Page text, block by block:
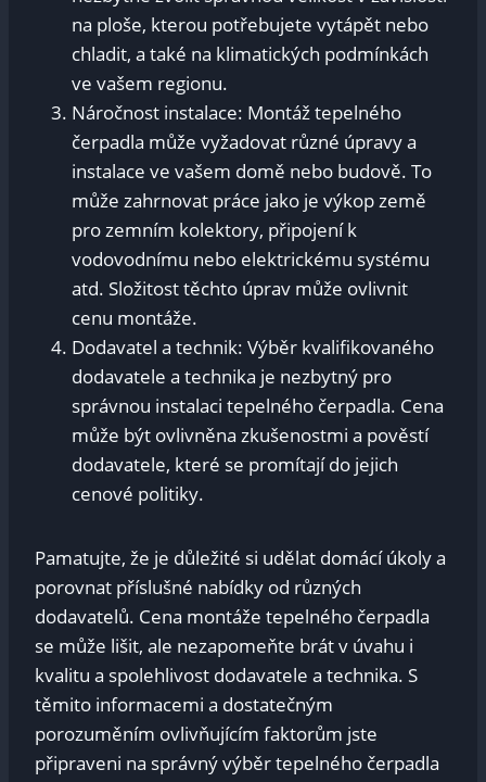
na ploše, kterou potřebujete vytápět nebo
chladit, a také na klimatických podmínkách
ve vašem regionu.
Náročnost instalace: Montáž tepelného
čerpadla může vyžadovat různé úpravy a
instalace ve vašem domě nebo budově. To
může zahrnovat práce jako je výkop země
pro zemním kolektory, připojení k
vodovodnímu nebo elektrickému systému
atd. Složitost těchto úprav může ovlivnit
cenu montáže.
Dodavatel a technik: Výběr kvalifikovaného
dodavatele a technika je nezbytný pro
správnou instalaci tepelného čerpadla. Cena
může být ovlivněna zkušenostmi a pověstí
dodavatele, které se promítají do jejich
cenové politiky.
Pamatujte, že je důležité si udělat domácí úkoly a
porovnat příslušné nabídky od různých
dodavatelů. Cena montáže tepelného čerpadla
se může lišit, ale nezapomeňte brát v úvahu i
kvalitu a spolehlivost dodavatele a technika. S
těmito informacemi a dostatečným
porozuměním ovlivňujícím faktorům jste
připraveni na správný výběr tepelného čerpadla